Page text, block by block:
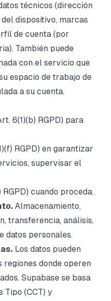
técnicos (dirección
dispositivo, marcas
de cuenta (por
También puede
con el servicio que
espacio de trabajo de
a su cuenta.
6(1)(b) RGPD) para
RGPD) en garantizar
supervisar el
cuando proceda.
Almacenamiento,
transferencia, análisis,
datos personales.
Los datos pueden
regiones donde operen
Supabase se basa
Tipo (CCT) y